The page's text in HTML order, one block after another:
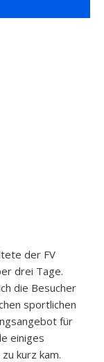
der FV
drei Tage.
die Besucher
sportlichen
für
einiges
kurz kam.